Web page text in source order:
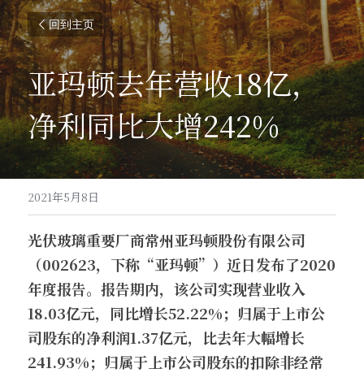
回到主页
亚玛顿去年营收18亿，
净利同比大增242%
2021年5月8日
光伏玻璃重要厂商常州亚玛顿股份有限公司
（002623，下称“亚玛顿”）近日发布了2020
年度报告。报告期内，该公司实现营业收入
18.03亿元，同比增长52.22%；归属于上市公
司股东的净利润1.37亿元，比去年大幅增长
241.93%；归属于上市公司股东的扣除非经常